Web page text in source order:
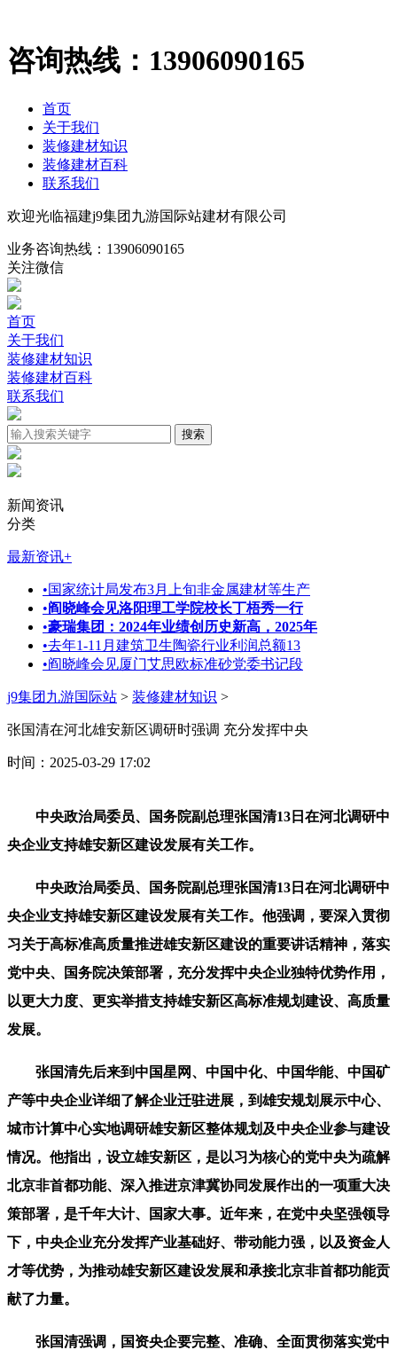
咨询热线： 13906090165
首页
关于我们
装修建材知识
装修建材百科
联系我们
欢迎光临福建j9集团九游国际站建材有限公司
业务咨询热线： 13906090165
关注微信
首页
关于我们
装修建材知识
装修建材百科
联系我们
新闻资讯
分类
最新资讯+
•国家统计局发布3月上旬非金属建材等生产
•阎晓峰会见洛阳理工学院校长丁梧秀一行
•豪瑞集团：2024年业绩创历史新高，2025年
•去年1-11月建筑卫生陶瓷行业利润总额13
•阎晓峰会见厦门艾思欧标准砂党委书记段
j9集团九游国际站 > 装修建材知识 >
张国清在河北雄安新区调研时强调 充分发挥中央
时间：2025-03-29 17:02
中央政治局委员、国务院副总理张国清13日在河北调研中
央企业支持雄安新区建设发展有关工作。
中央政治局委员、国务院副总理张国清13日在河北调研中
央企业支持雄安新区建设发展有关工作。他强调，要深入贯彻
习关于高标准高质量推进雄安新区建设的重要讲话精神，落实
党中央、国务院决策部署，充分发挥中央企业独特优势作用，
以更大力度、更实举措支持雄安新区高标准规划建设、高质量
发展。
张国清先后来到中国星网、中国中化、中国华能、中国矿
产等中央企业详细了解企业迁驻进展，到雄安规划展示中心、
城市计算中心实地调研雄安新区整体规划及中央企业参与建设
情况。他指出，设立雄安新区，是以习为核心的党中央为疏解
北京非首都功能、深入推进京津冀协同发展作出的一项重大决
策部署，是千年大计、国家大事。近年来，在党中央坚强领导
下，中央企业充分发挥产业基础好、带动能力强，以及资金人
才等优势，为推动雄安新区建设发展和承接北京非首都功能贡
献了力量。
张国清强调，国资央企要完整、准确、全面贯彻落实党中